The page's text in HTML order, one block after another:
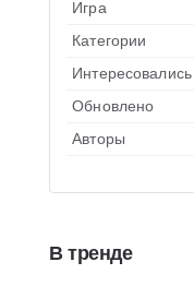
Игра
Категории
Интересовались
Обновлено
Авторы
В тренде